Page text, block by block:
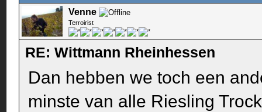
Venne
Terroirist
RE: Wittmann Rheinhessen
Dan hebben we toch een
minste van alle Riesling